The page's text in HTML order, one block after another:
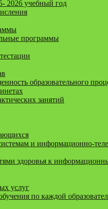
2026 учебный год
программы
образовательного
занятий
и информационно-
здоровья к
услуг
по каждой